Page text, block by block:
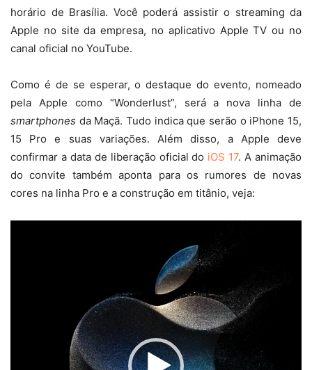
horário de Brasília. Você poderá assistir o streaming da
Apple no site da empresa, no aplicativo Apple TV ou no
canal oficial no YouTube.
Como é de se esperar, o destaque do evento, nomeado
pela Apple como “Wonderlust”, será a nova linha de
smartphones da Maçã. Tudo indica que serão o iPhone 15,
15 Pro e suas variações. Além disso, a Apple deve
confirmar a data de liberação oficial do iOS 17. A animação
do convite também aponta para os rumores de novas
cores na linha Pro e a construção em titânio, veja: